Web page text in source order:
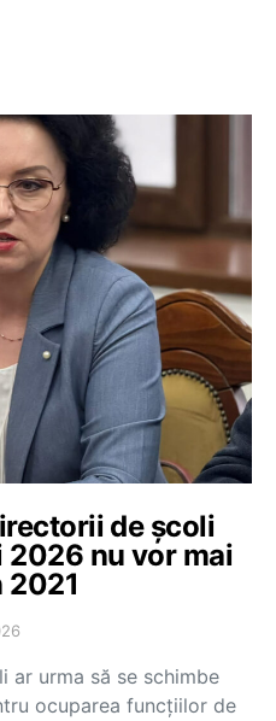
de școli
2026 nu vor mai
2021
ar urma să se schimbe
ocuparea funcțiilor de